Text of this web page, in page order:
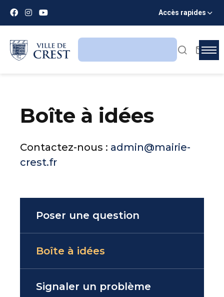
Accès rapides
Boîte à idées
Contactez-nous : admin@mairie-
crest.fr
Poser une question
Boîte à idées
Signaler un problème